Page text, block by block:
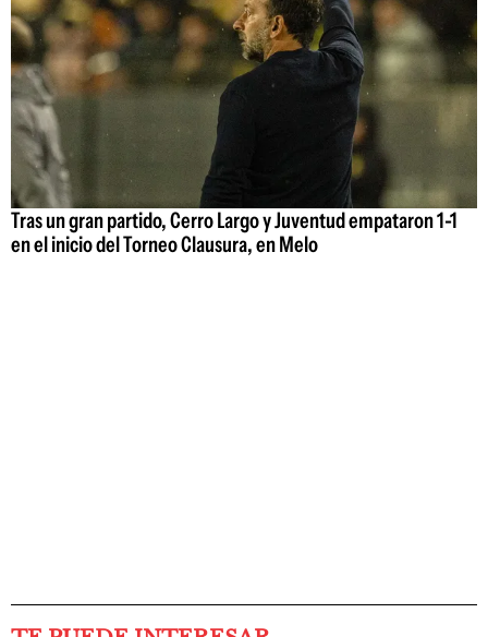
Tras un gran partido, Cerro Largo y Juventud empataron 1-1
en el inicio del Torneo Clausura, en Melo